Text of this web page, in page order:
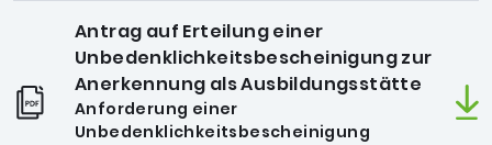
Antrag auf Erteilung einer
Unbedenklichkeitsbescheinigung zur
Anerkennung als Ausbildungsstätte
Anforderung einer
Unbedenklichkeitsbescheinigung